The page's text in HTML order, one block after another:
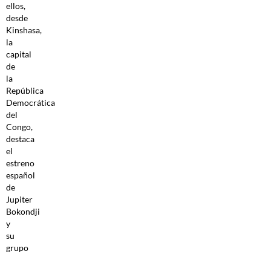
ellos,
desde
Kinshasa,
la
capital
de
la
República
Democrática
del
Congo,
destaca
el
estreno
español
de
Jupiter
Bokondji
y
su
grupo